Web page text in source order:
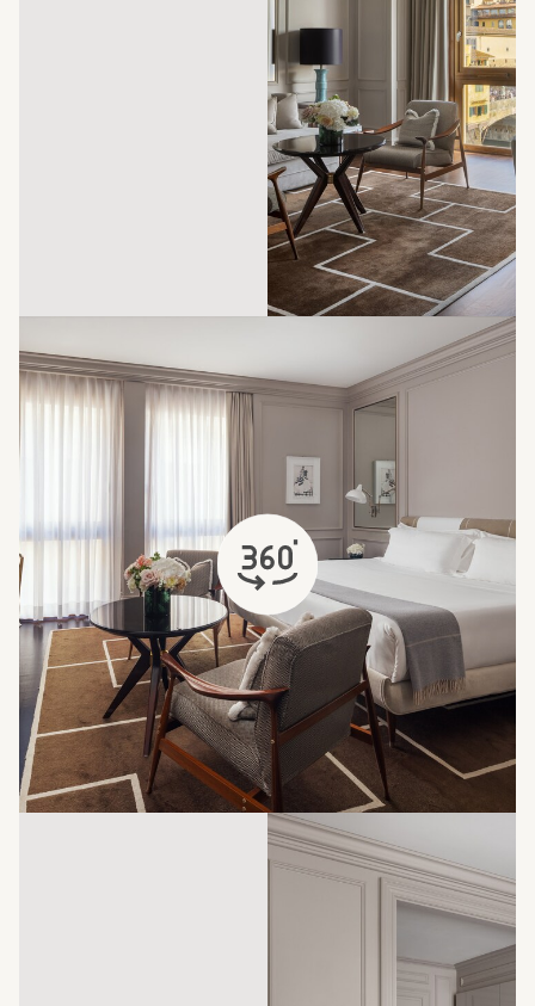
si apre in una nuova scheda